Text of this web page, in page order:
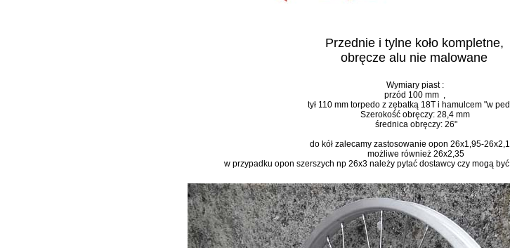
Przednie i tylne koło kompletne,
obręcze alu nie malowane
Wymiary piast :
przód 100 mm ,
tył 110 mm torpedo z zębatką 18T i hamulcem "w
Szerokość obręczy: 28,4 mm
średnica obręczy: 26"
do kół zalecamy zastosowanie opon 26x1,95-
możliwe również 26x2,35
w przypadku opon szerszych np 26x3 należy pytać dostawcy czy mogą